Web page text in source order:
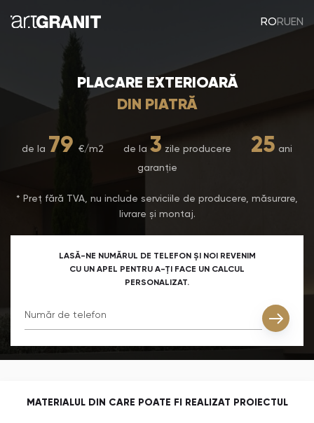
RORUEN
PLACARE EXTERIOARĂ
DIN PIATRĂ
de la 79 €/m2 de la 3 zile producere 25 ani
garanție
* Preț fără TVA, nu include serviciile de producere, măsurare,
livrare și montaj.
LASĂ-NE NUMĂRUL DE TELEFON ȘI NOI REVENIM
CU UN APEL PENTRU A-ȚI FACE UN CALCUL
PERSONALIZAT.
MATERIALUL DIN CARE POATE FI REALIZAT PROIECTUL